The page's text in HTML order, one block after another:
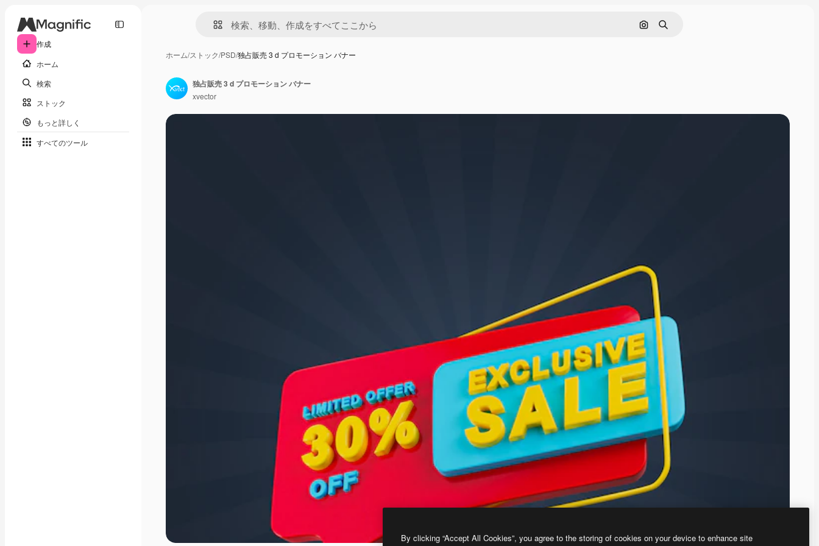
作成
ホーム
検索
ストック
もっと詳しく
すべてのツール
画像で検索
検索
ホーム/ストック/PSD/独占販売 3 d プロモーション バナー
独占販売 3 d プロモーション バナー
xvector
By clicking “Accept All Cookies”, you agree to the storing of cookies on your device to enhance site